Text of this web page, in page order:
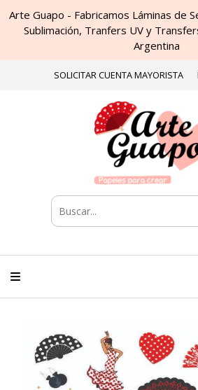
Arte Guapo - Fabricamos Láminas de
Sublimación, Tranfers UV y
Argentina
SOLICITAR CUENTA MAYORISTA